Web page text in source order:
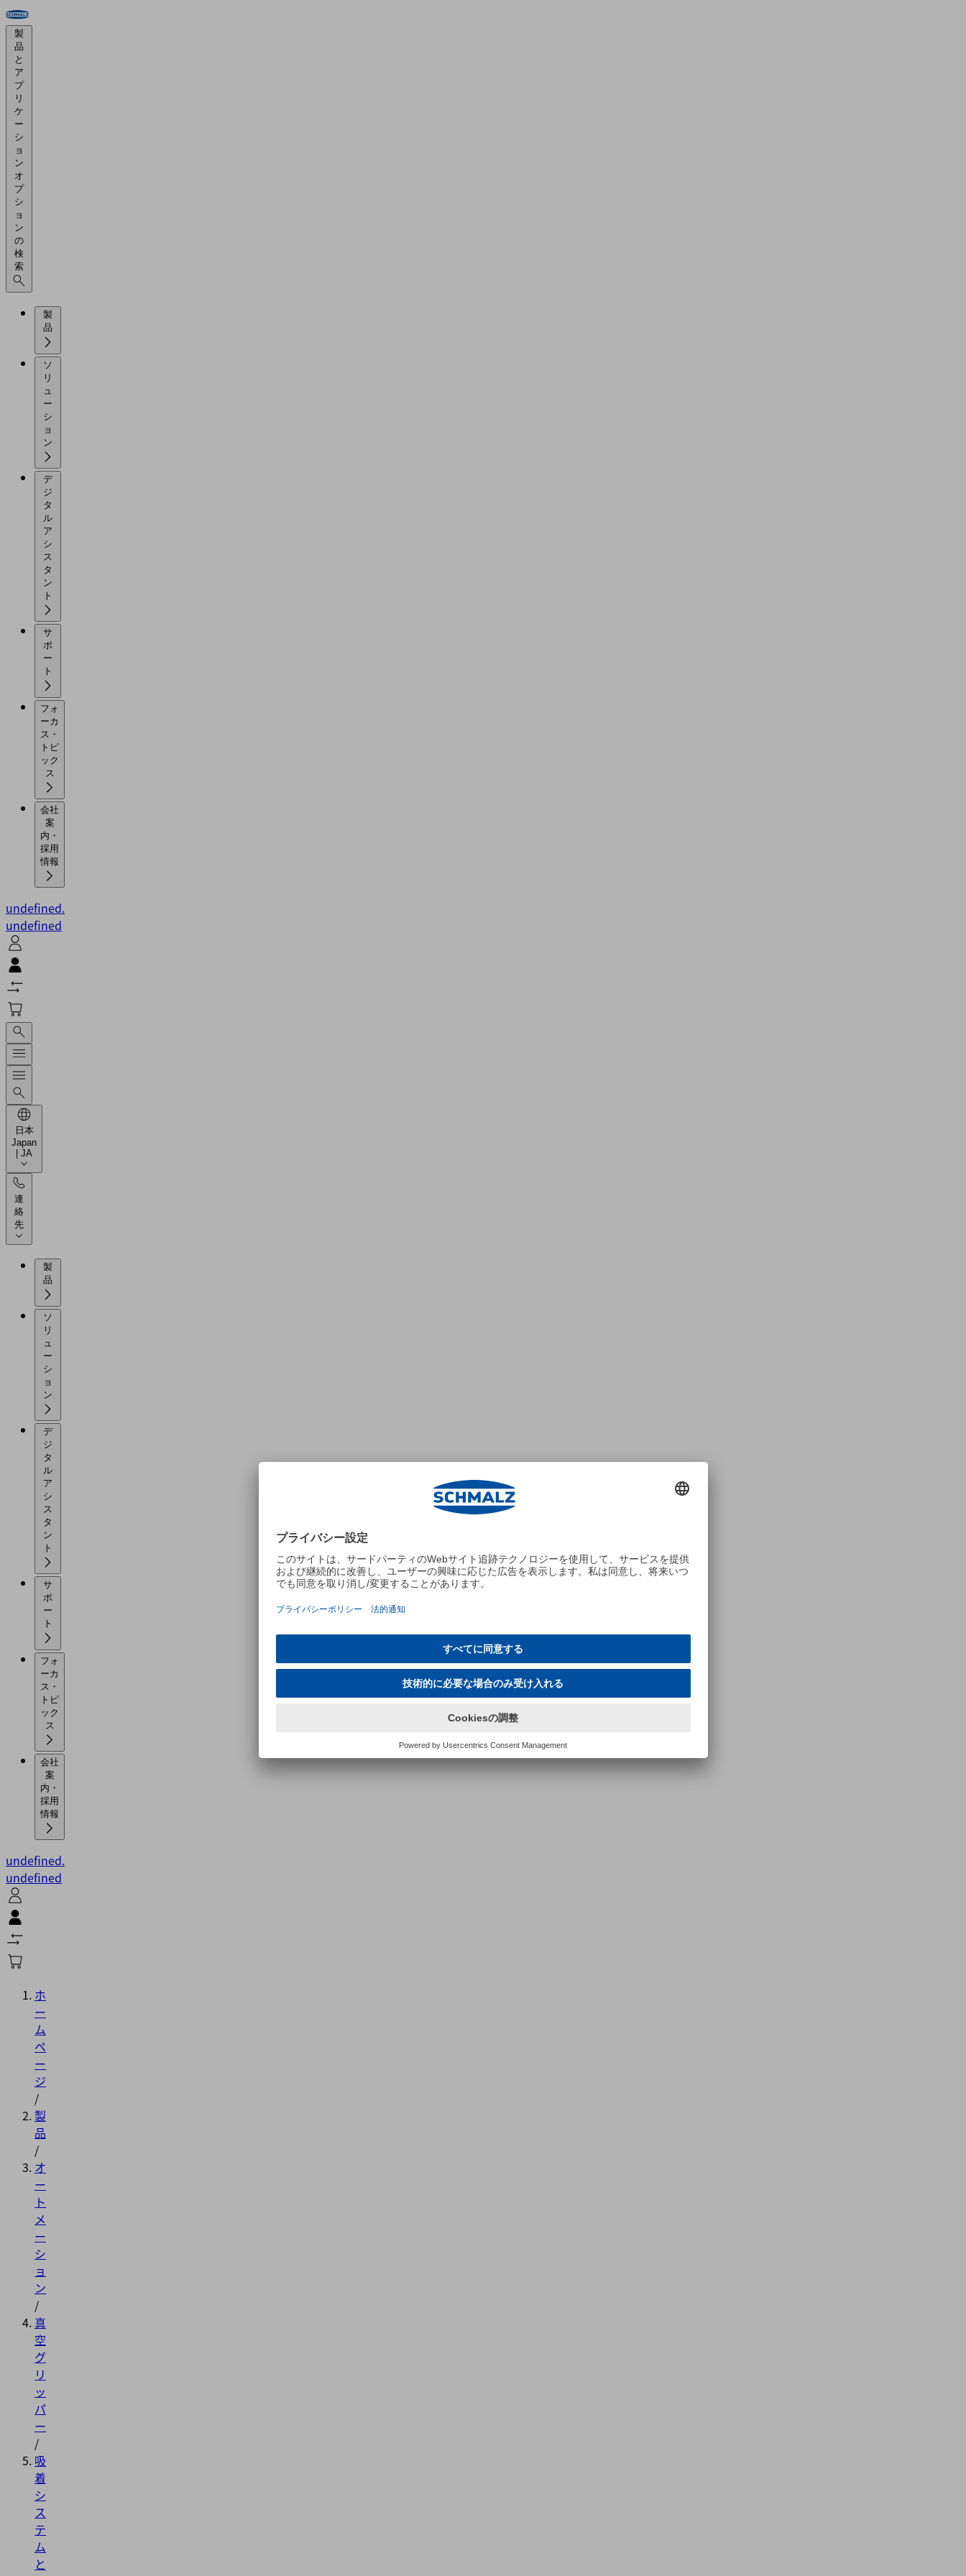
製
品
と
ア
プ
リ
ケ
ー
シ
ョ
ン
オ
プ
シ
ョ
ン
の
検
索
製
ソ
リ
ュ
ー
シ
ョ
デ
ジ
タ
ル
ア
シ
ス
タ
ン
サ
ポ
ー
フォ
ーカ
ス・
トピ
ック
会社
案
内・
採用
情報
undefined.
undefined
日本
Japan
| JA
連
絡
先
製
ソ
リ
ュ
ー
シ
ョ
デ
ジ
タ
ル
ア
シ
ス
タ
ン
サ
ポ
ー
フォ
ーカ
ス・
トピ
ック
会社
案
内・
採用
情報
undefined.
undefined
ホ
ー
ム
ペ
ー
ジ
/
製
品
/
オ
ー
ト
メ
ー
シ
ョ
ン
/
真
空
グ
リ
ッ
パ
ー
/
吸
着
シ
ス
テ
ム
と